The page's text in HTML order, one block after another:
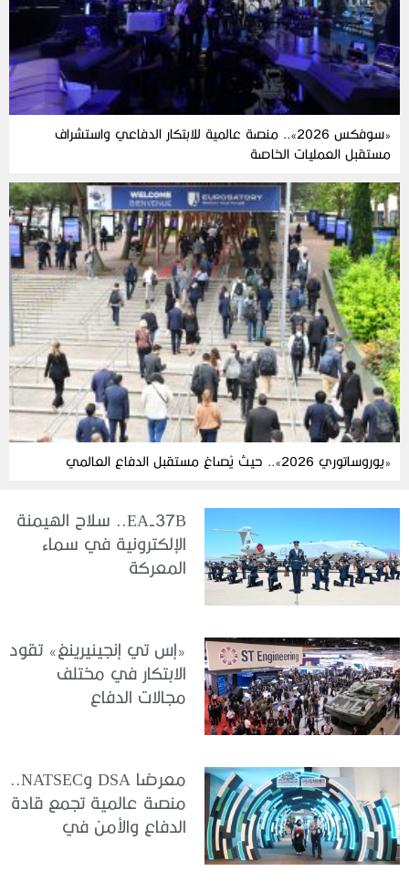
«سوفكس 2026».. منصة عالمية للابتكار الدفاعي واستشراف
مستقبل العمليات الخاصة
«يوروساتوري 2026».. حيث يُصاغ مستقبل الدفاع العالمي
EA-37B.. سلاح الهيمنة
الإلكترونية في سماء
المعركة
«إس تي إنجينيرينغ» تقود
الابتكار في مختلف
مجالات الدفاع
معرضا DSA وNATSEC..
منصة عالمية تجمع قادة
الدفاع والأمن في